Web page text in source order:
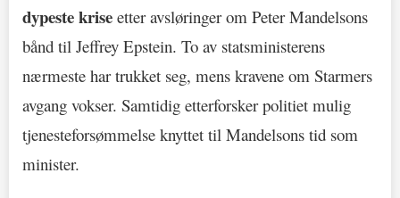
dypeste krise etter avsløringer om Peter Mandelsons
bånd til Jeffrey Epstein. To av statsministerens
nærmeste har trukket seg, mens kravene om Starmers
avgang vokser. Samtidig etterforsker politiet mulig
tjenesteforsømmelse knyttet til Mandelsons tid som
minister.